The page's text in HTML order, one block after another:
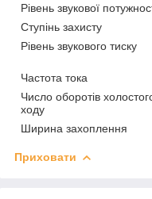
Рівень звукової
Ступінь захисту
Рівень звукового тиску
Частота тока
Число оборотів
ходу
Ширина захоплення
Приховати